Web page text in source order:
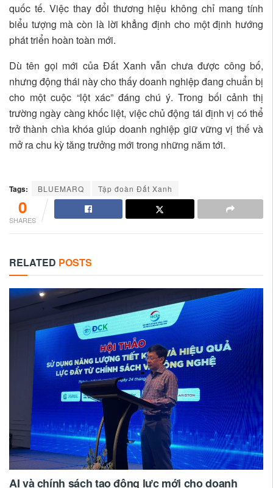
quốc tế. Việc thay đổi thương hiệu không chỉ mang tính
biểu tượng mà còn là lời khẳng định cho một định hướng
phát triển hoàn toàn mới.
Dù tên gọi mới của Đất Xanh vẫn chưa được công bố,
nhưng động thái này cho thấy doanh nghiệp đang chuẩn bị
cho một cuộc “lột xác” đáng chú ý. Trong bối cảnh thị
trường ngày càng khốc liệt, việc chủ động tái định vị có thể
trở thành chìa khóa giúp doanh nghiệp giữ vững vị thế và
mở ra chu kỳ tăng trưởng mới trong những năm tới.
Tags: BLUEMARQ Tập đoàn Đất Xanh
0
SHARES
RELATED POSTS
AI và chính sách tạo động lực mới cho doanh